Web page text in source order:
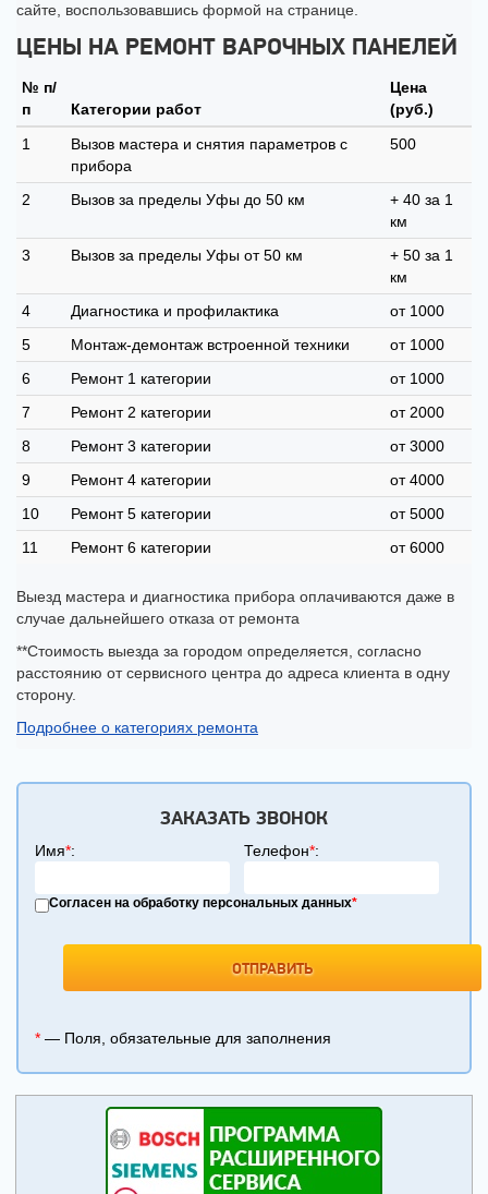
сайте, воспользовавшись формой на странице.
ЦЕНЫ НА РЕМОНТ ВАРОЧНЫХ ПАНЕЛЕЙ
№ п/
п
Категории работ
Цена
(руб.)
1
Вызов мастера и снятия параметров с
прибора
500
2 Вызов за пределы Уфы до 50 км
+ 40 за 1
км
3
Вызов за пределы Уфы от 50 км
+ 50 за 1
км
4
Диагностика и профилактика
от 1000
5
Монтаж-демонтаж встроенной техники
от 1000
6
Ремонт 1 категории
от 1000
7
Ремонт 2 категории
от 2000
8
Ремонт 3 категории
от 3000
9
Ремонт 4 категории
от 4000
10
Ремонт 5 категории
от 5000
11
Ремонт 6 категории от 6000
Выезд мастера и диагностика прибора оплачиваются даже в
случае дальнейшего отказа от ремонта
**Стоимость выезда за городом определяется, согласно
расстоянию от сервисного центра до адреса клиента в одну
сторону.
Подробнее о категориях ремонта
ЗАКАЗАТЬ ЗВОНОК
Имя*: Телефон*:
Согласен на обработку персональных данных*
* — Поля, обязательные для заполнения